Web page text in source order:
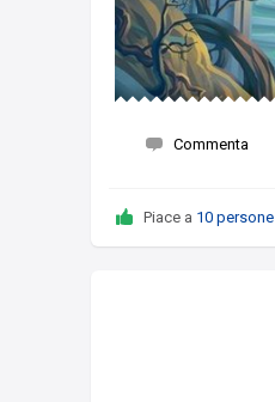
Commenta
Piace a 10 persone